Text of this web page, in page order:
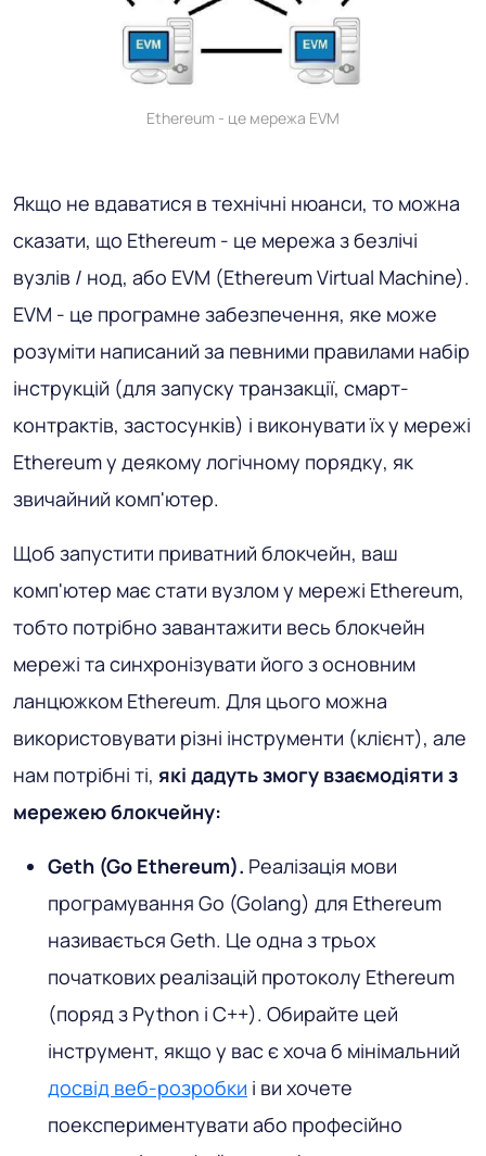
Ethereum - це мережа EVM
Якщо не вдаватися в технічні нюанси, то можна
сказати, що Ethereum - це мережа з безлічі
вузлів / нод, або EVM (Ethereum Virtual Machine).
EVM - це програмне забезпечення, яке може
розуміти написаний за певними правилами набір
інструкцій (для запуску транзакції, смарт-
контрактів, застосунків) і виконувати їх у мережі
Ethereum у деякому логічному порядку, як
звичайний комп'ютер.
Щоб запустити приватний блокчейн, ваш
комп'ютер має стати вузлом у мережі Ethereum,
тобто потрібно завантажити весь блокчейн
мережі та синхронізувати його з основним
ланцюжком Ethereum. Для цього можна
використовувати різні інструменти (клієнт), але
нам потрібні ті, які дадуть змогу взаємодіяти з
мережею блокчейну:
Geth (Go Ethereum). Реалізація мови
програмування Go (Golang) для Ethereum
називається Geth. Це одна з трьох
початкових реалізацій протоколу Ethereum
(поряд з Python і C++). Обирайте цей
інструмент, якщо у вас є хоча б мінімальний
досвід веб-розробки і ви хочете
поекспериментувати або професійно